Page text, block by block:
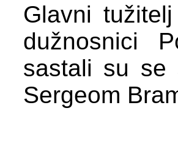
Glavni
dužnosnici
sastali su se
Sergeom